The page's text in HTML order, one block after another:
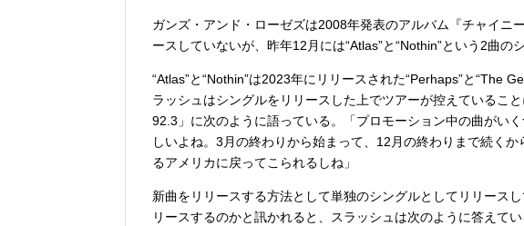
ガンズ・アンド・ローゼズは2008年発表のアルバム『チャイニ
ースしていないが、昨年12月には“Atlas”と“Nothin”という2曲の
“Atlas”と“Nothin”は2023年にリリースされた“Perhaps”と“The
ラッシュはシングルをリリースした上でツアーが控えているこ
92.3」に次のように語っている。「プロモーション中の曲がい
しいよね。3月の終わりから始まって、12月の終わりまで続く
るアメリカに戻ってこられるしね」
新曲をリリースする方法として単独のシングルとしてリリース
リースするのかと訊かれると、スラッシュは次のように答えて